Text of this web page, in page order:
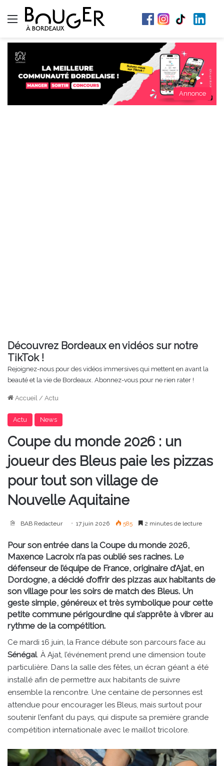
Menu
Annonce
Découvrez Bordeaux en vidéos sur notre
TikTok !
Rejoignez-nous pour des vidéos immersives qui mettent en avant la
beauté et la vie de Bordeaux. Abonnez-vous pour ne rien rater !
Accueil / Actu
Actu News
Coupe du monde 2026 : un
joueur des Bleus paie les pizzas
pour tout son village de
Nouvelle Aquitaine
BAB Redacteur 17 juin 2026 585 2 minutes de lecture
Pour son entrée dans la Coupe du monde 2026,
Maxence Lacroix n’a pas oublié ses racines. Le
défenseur de l’équipe de France, originaire d’Ajat, en
Dordogne, a décidé d’offrir des pizzas aux habitants de
son village pour les soirs de match des Bleus. Un
geste simple, généreux et très symbolique pour cette
petite commune périgourdine qui s’apprête à vibrer au
rythme de la compétition.
Ce mardi 16 juin, la France débute son parcours face au
Sénégal. À Ajat, l’événement prend une dimension toute
particulière. Dans la salle des fêtes, un écran géant a été
installé afin de permettre aux habitants de suivre
ensemble la rencontre. Une centaine de personnes est
attendue pour encourager les Bleus, mais surtout pour
soutenir l’enfant du pays, qui dispute sa première grande
compétition internationale avec le maillot tricolore.